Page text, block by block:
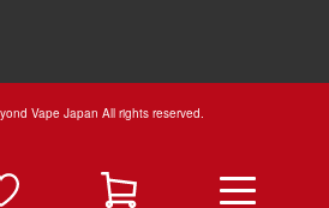
Vape Japan All rights reserved.